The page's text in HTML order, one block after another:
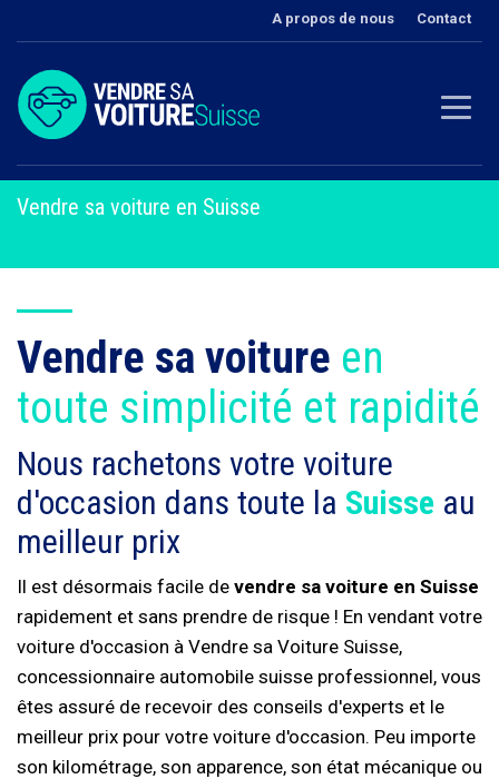
A propos de nous Contact
Vendre sa voiture en Suisse
Vendre sa voiture en
toute simplicité et rapidité
Nous rachetons votre voiture
d'occasion dans toute la Suisse au
meilleur prix
Il est désormais facile de vendre sa voiture en Suisse
rapidement et sans prendre de risque ! En vendant votre
voiture d'occasion à Vendre sa Voiture Suisse,
concessionnaire automobile suisse professionnel, vous
êtes assuré de recevoir des conseils d'experts et le
meilleur prix pour votre voiture d'occasion. Peu importe
son kilométrage, son apparence, son état mécanique ou